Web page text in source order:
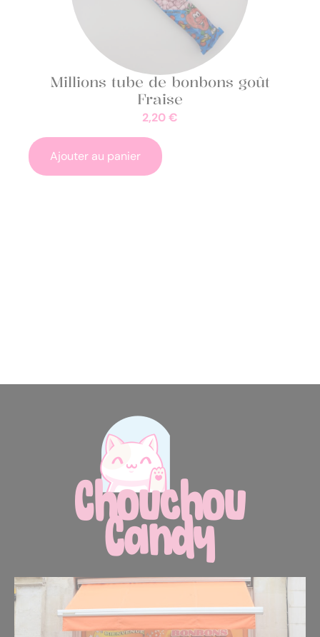
Millions tube de bonbons goût
Fraise
2,20€
Ajouter au panier